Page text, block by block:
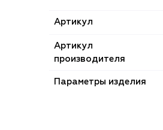
Артикул
Артикул
производителя
Параметры изделия